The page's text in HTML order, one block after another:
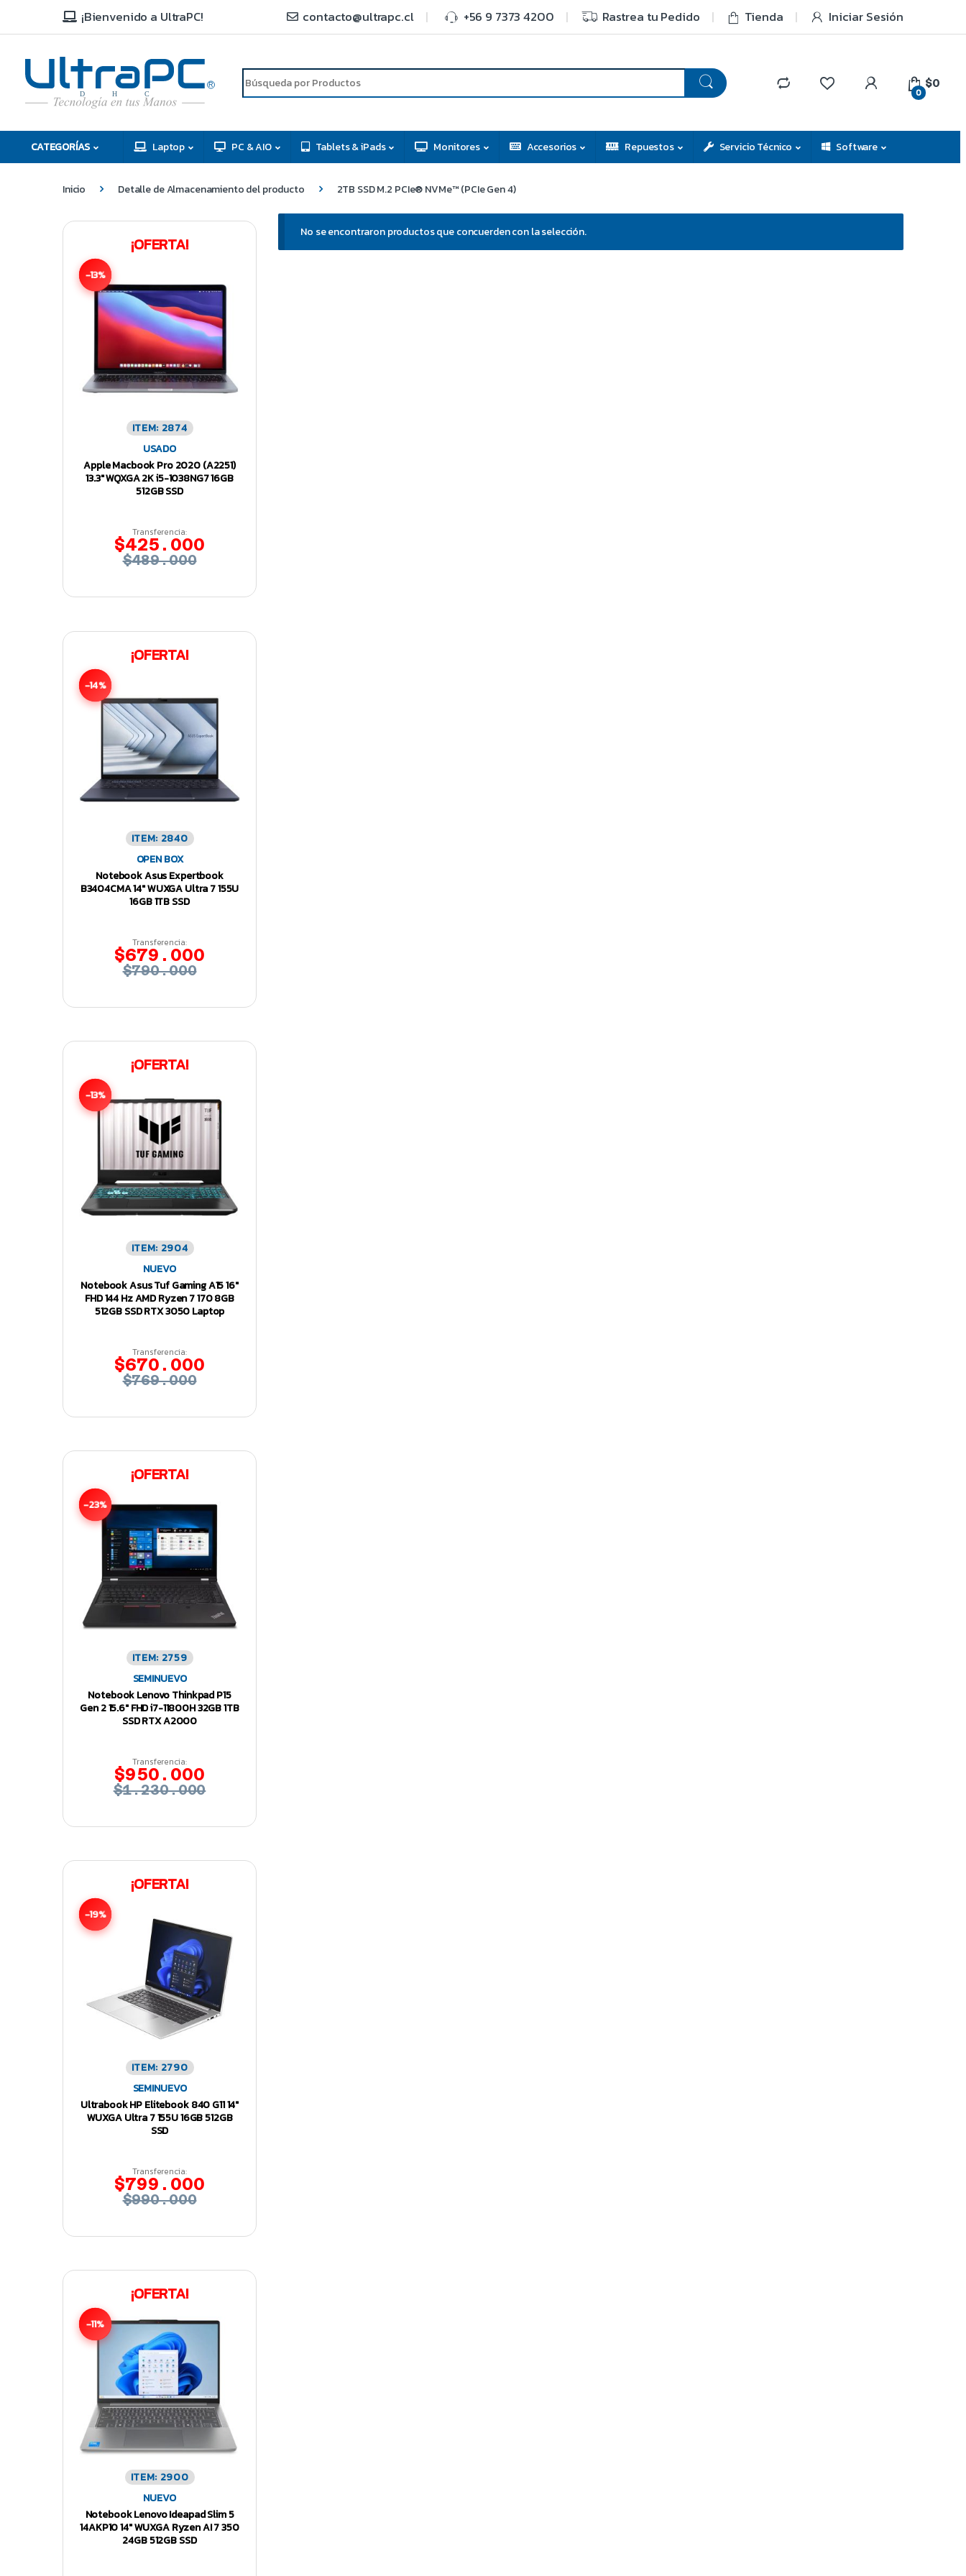
¡Bienvenido a UltraPC! contacto@ultrapc.cl +56 9 7373 4200 Rastrea tu Pedido Tienda Iniciar Sesión
C
H
D
R
0
$0
CATEGORÍAS Laptop PC & AIO Tablets & iPads Monitores Accesorios Repuestos Servicio Técnico Software
Inicio Detalle de Almacenamiento del producto 2TB SSD M.2 PCIe® NVMe™ (PCIe Gen 4)
No se encontraron productos que concuerden con la selección.
¡OFERTA!
-13%
ITEM: 2874
USADO
Apple Macbook Pro 2020 (A2251)
13.3″ WQXGA 2K i5-1038NG7 16GB
512GB SSD
Transferencia:
$425.000
$489.000
¡OFERTA!
-14%
ITEM: 2840
OPEN BOX
Notebook Asus Expertbook
B3404CMA 14″ WUXGA Ultra 7 155U
16GB 1TB SSD
Transferencia:
$679.000
$790.000
¡OFERTA!
-13%
ITEM: 2904
NUEVO
Notebook Asus Tuf Gaming A15 16″
FHD 144 Hz AMD Ryzen 7 170 8GB
512GB SSD RTX 3050 Laptop
Transferencia:
$670.000
$769.000
¡OFERTA!
-23%
ITEM: 2759
SEMINUEVO
Notebook Lenovo Thinkpad P15
Gen 2 15.6″ FHD i7-11800H 32GB 1TB
SSD RTX A2000
Transferencia:
$950.000
$1.230.000
¡OFERTA!
-19%
ITEM: 2790
SEMINUEVO
Ultrabook HP Elitebook 840 G11 14″
WUXGA Ultra 7 155U 16GB 512GB
SSD
Transferencia:
$799.000
$990.000
¡OFERTA!
-11%
ITEM: 2900
NUEVO
Notebook Lenovo Ideapad Slim 5
14AKP10 14″ WUXGA Ryzen AI 7 350
24GB 512GB SSD